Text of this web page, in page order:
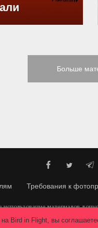
Больше
Требования к
материалов
© 2026, Bird In Flight.
Bird in Flight, вы